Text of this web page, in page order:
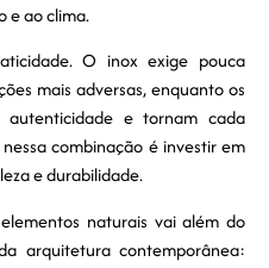
e ao clima.
O inox exige pouca
mais adversas, enquanto os
e tornam cada
combinação é investir em
e durabilidade.
naturais vai além do
arquitetura contemporânea: